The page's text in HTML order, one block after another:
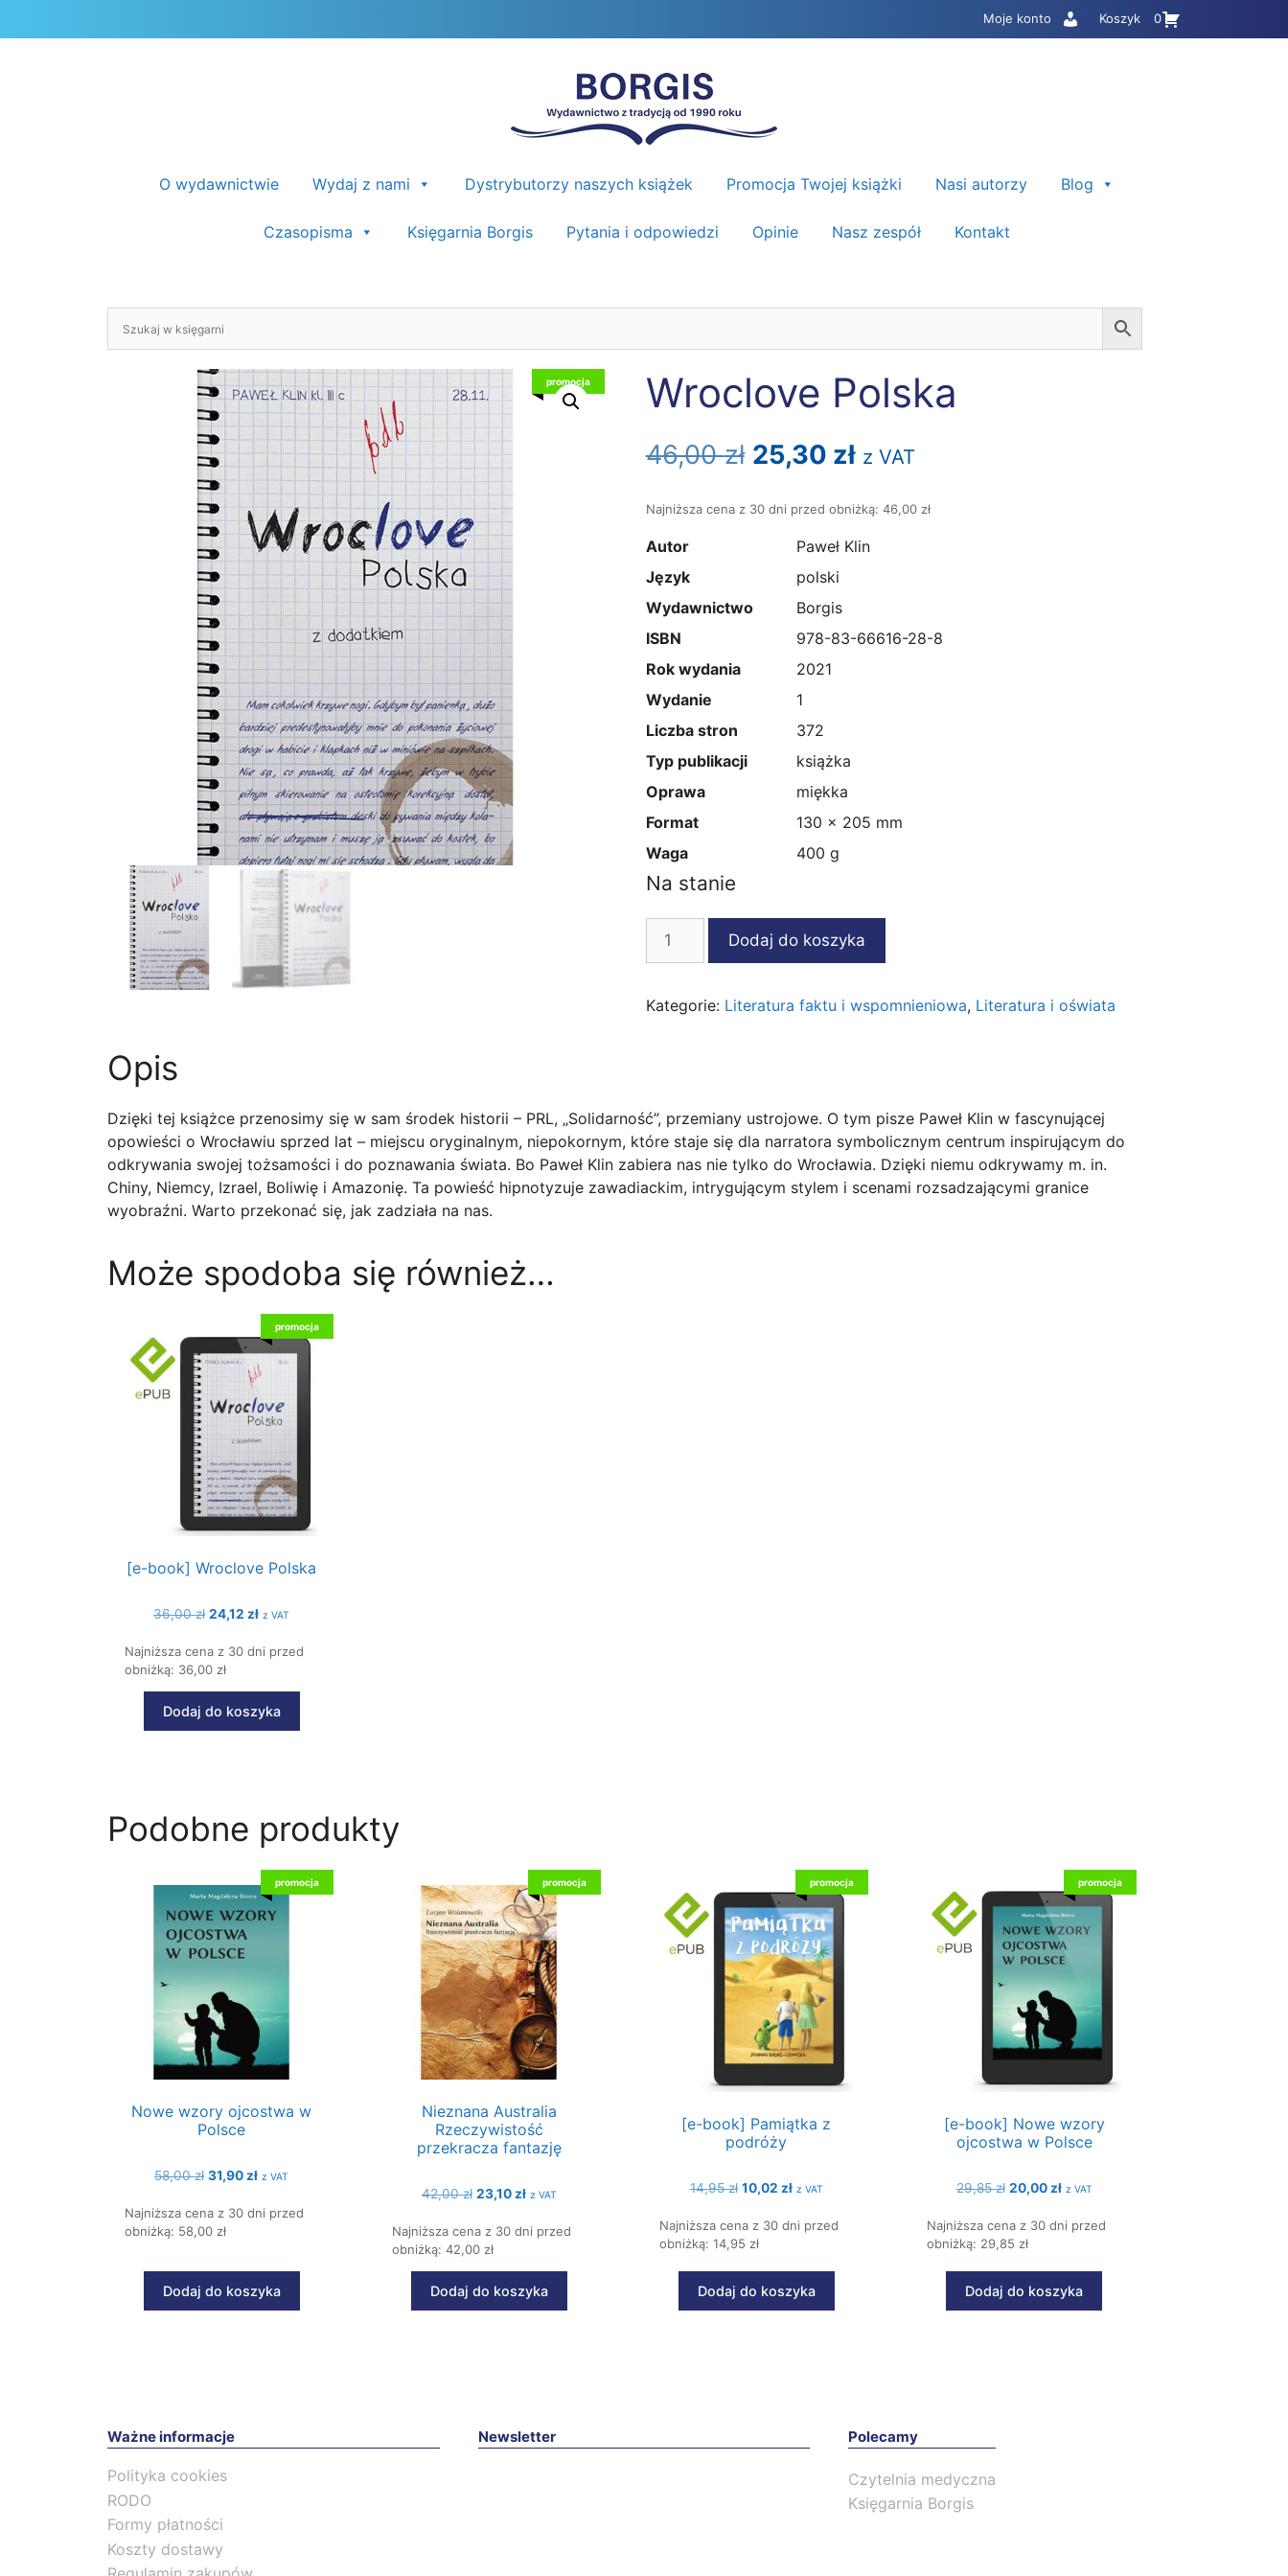
do
Moje konto Koszyk 0
O wydawnictwie Wydaj z nami Dystrybutorzy naszych książek Promocja Twojej książki Nasi autorzy Blog
Czasopisma Księgarnia Borgis Pytania i odpowiedzi Opinie Nasz zespół Kontakt
promocja Wroclove Polska
46,00zł Pierwotna
46,00 zł.
25,30 złAktualna
z VAT
Najniższa cena z 30 dni przed obniżką: 46,00 zł
Autor
Paweł Klin
Język
polski
Wydawnictwo
Borgis
ISBN
978-83-66616-28-8
Rok wydania
2021
Wydanie
1
Liczba stron
372
Typ publikacji
książka
Oprawa
miękka
Format
130 x 205 mm
Waga
400 g
Na stanie
Wroclove
Dodaj do koszyka
Kategorie: Literatura faktu i wspomnieniowa, Literatura i oświata
Opis
Dzięki tej książce przenosimy się w sam środek historii – PRL, „Solidarność”, przemiany ustrojowe. O tym pisze Paweł Klin w fascynującej
opowieści o Wrocławiu sprzed lat – miejscu oryginalnym, niepokornym, które staje się dla narratora symbolicznym centrum inspirującym do
odkrywania swojej tożsamości i do poznawania świata. Bo Paweł Klin zabiera nas nie tylko do Wrocławia. Dzięki niemu odkrywamy m. in.
Chiny, Niemcy, Izrael, Boliwię i Amazonię. Ta powieść hipnotyzuje zawadiackim, intrygującym stylem i scenami rozsadzającymi granice
wyobraźni. Warto przekonać się, jak zadziała na nas.
Może spodoba się również…
promocja
[e-book] Wroclove Polska
36,00zł Pierwotna
wynosiła:
36,00 zł.
24,12 złAktualna
wynosi:
z VAT
Najniższa cena z 30 dni przed
obniżką: 36,00 zł
Dodaj do koszyka
Podobne produkty
promocja
Nowe wzory ojcostwa w
Polsce
58,00zł Pierwotna
wynosiła:
58,00 zł.
31,90 złAktualna
wynosi:
z VAT
Najniższa cena z 30 dni przed
obniżką: 58,00 zł
Dodaj do koszyka
promocja
Nieznana Australia
Rzeczywistość
przekracza fantazję
42,00zł Pierwotna
wynosiła:
42,00 zł.
23,10 złAktualna
wynosi:
z VAT
Najniższa cena z 30 dni przed
obniżką: 42,00 zł
Dodaj do koszyka
promocja
[e-book] Pamiątka z
podróży
14,95zł Pierwotna
wynosiła:
14,95 zł.
10,02 złAktualna
wynosi:
z VAT
Najniższa cena z 30 dni przed
obniżką: 14,95 zł
Dodaj do koszyka
promocja
[e-book] Nowe wzory
ojcostwa w Polsce
29,85zł Pierwotna
wynosiła:
29,85 zł.
20,00 złAktualna
wynosi:
z VAT
Najniższa cena z 30 dni przed
obniżką: 29,85 zł
Dodaj do koszyka
Ważne informacje
Polityka cookies
RODO
Formy płatności
Koszty dostawy
Newsletter Polecamy
Czytelnia medyczna
Księgarnia Borgis